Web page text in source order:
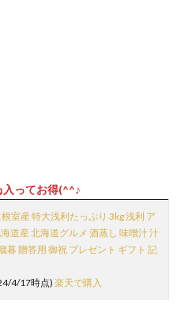
ってお得(^^♪
室産 特大浅利たっぷり 3kg 浅利 ア
道産 北海道グルメ 酒蒸し 味噌汁 汁
暮 贈答用 御祝 プレゼント ギフト 記
4/17時点) 楽天で購入